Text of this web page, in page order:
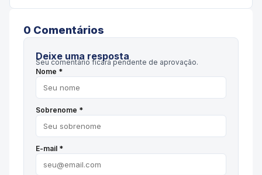
0 Comentários
Deixe uma resposta
Seu comentário ficará pendente de aprovação.
Nome *
Sobrenome *
E-mail *